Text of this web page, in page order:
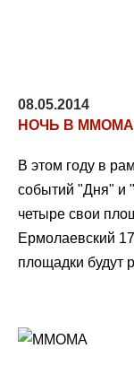
08.05.2014
НОЧЬ В
В этом году в
событий "Дня" и
четыре свои
Ермолаевский
площадки будут